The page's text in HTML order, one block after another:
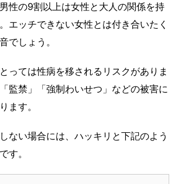
性の9割以上は女性と大人の関係を持
エッチできない女性とは付き合いたく
でしょう。
っては性病を移されるリスクがありま
監禁」「強制わいせつ」などの被害に
ます。
ない場合には、ハッキリと下記のよう
す。